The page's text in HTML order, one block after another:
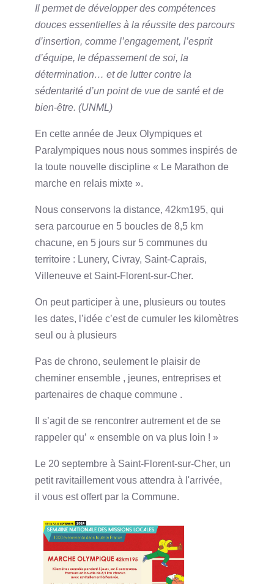
Il permet de développer des compétences
douces essentielles à la réussite des parcours
d’insertion, comme l’engagement, l’esprit
d’équipe, le dépassement de soi, la
détermination… et de lutter contre la
sédentarité d’un point de vue de santé et de
bien-être. (UNML)
En cette année de Jeux Olympiques et
Paralympiques nous nous sommes inspirés de
la toute nouvelle discipline « Le Marathon de
marche en relais mixte ».
Nous conservons la distance, 42km195, qui
sera parcourue en 5 boucles de 8,5 km
chacune, en 5 jours sur 5 communes du
territoire : Lunery, Civray, Saint-Caprais,
Villeneuve et Saint-Florent-sur-Cher.
On peut participer à une, plusieurs ou toutes
les dates, l’idée c’est de cumuler les kilomètres
seul ou à plusieurs
Pas de chrono, seulement le plaisir de
cheminer ensemble , jeunes, entreprises et
partenaires de chaque commune .
Il s’agit de se rencontrer autrement et de se
rappeler qu’ « ensemble on va plus loin ! »
Le 20 septembre à Saint-Florent-sur-Cher, un
petit ravitaillement vous attendra à l'arrivée,
il vous est offert par la Commune.